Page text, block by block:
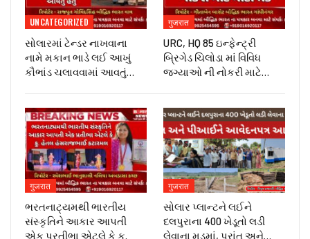
UNCATEGORIZED
સોલારમાં ટેન્ડર નાખવાના
નામે મકાન ભાડે લઈ આખું
કૌભાંડ ચલાવવામાં આવતું…
गुजरात
URC, HQ 85 ઇન્ફેન્ટ્રી
બ્રિગેડ ચિલોડા માં વિવિધ
જગ્યાઓ ની નોકરી માટે…
गुजरात
ભરતનાટ્યમથી ભારતીય
સંસ્કૃતિને આકાર આપતી
એક પ્રતીભા એટલે કે‌ કુ.
गुजरात
સોલાર પ્લાન્ટને લઈને
દલપુરાના 400 ખેડૂતો લડી
લેવાના મૂડમાં, પ્રાંત અને…